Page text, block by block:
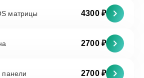
матрицы 4300 ₽
2700 ₽
2700 ₽